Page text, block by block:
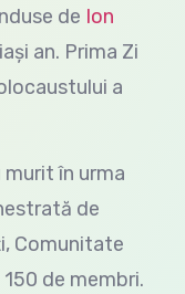
de Ion
an. Prima Zi
a
în urma
de
Comunitate
de membri.